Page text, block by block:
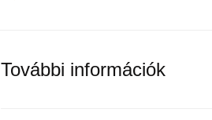
További információk